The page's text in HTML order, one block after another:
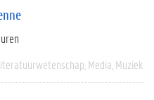
Media Muziek